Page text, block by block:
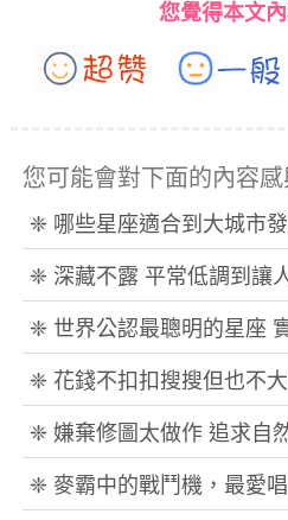
您覺得本文
您可能會對下面的內容感
❈ 哪些星座適合到大城市
❈ 深藏不露 平常低調到讓
❈ 世界公認最聰明的星座
❈ 花錢不扣扣搜搜但也不
❈ 嫌棄修圖太做作 追求自
❈ 麥霸中的戰鬥機，最愛